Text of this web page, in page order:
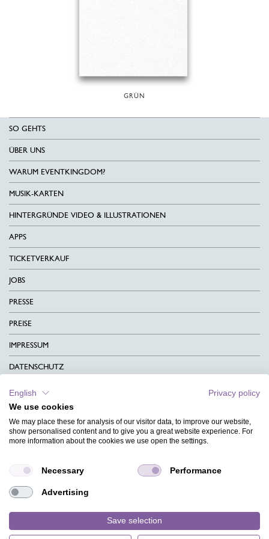
GRÜN
SO GEHTS
ÜBER UNS
WARUM EVENTKINGDOM?
MUSIK-KARTEN
HINTERGRÜNDE VIDEO & ILLUSTRATIONEN
APPS
TICKETVERKAUF
JOBS
PRESSE
PREISE
IMPRESSUM
DATENSCHUTZ
KONTAKT
AGB
CHARITY
MAGAZIN
HILFE
English
Privacy policy
We use cookies
We may place these for analysis of our visitor data, to improve our website,
show personalised content and to give you a great website experience. For
more information about the cookies we use open the settings.
Necessary Performance
Advertising
Save selection